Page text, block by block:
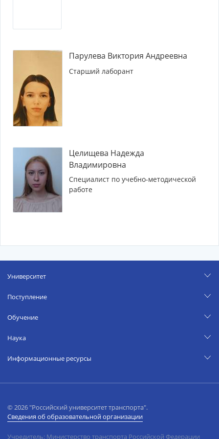
Парулева Виктория Андреевна
Старший лаборант
Целищева Надежда
Владимировна
Специалист по учебно-методической
работе
Университет
Поступление
Обучение
Наука
Информационные ресурсы
© 2026 "Российский университет транспорта".
Сведения об образовательной организации
Учредитель: Министерство транспорта Российской Федерации